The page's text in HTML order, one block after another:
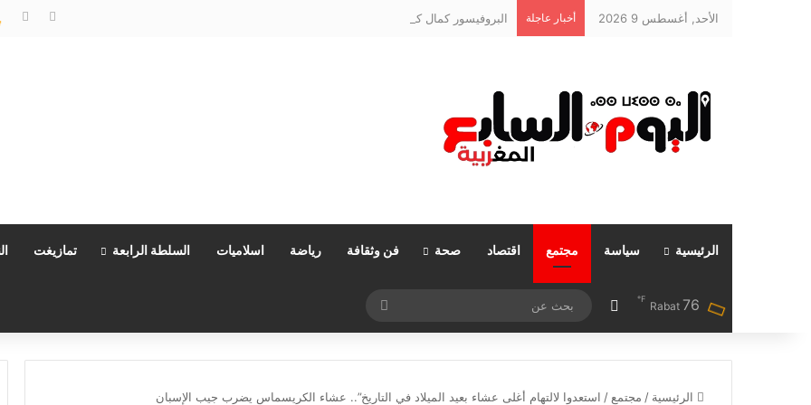
الأحد, أغسطس 9 2026 أخبار عاجلة
الرئيسية سياسة مجتمع اقتصاد صحة فن وثقافة رياضة اسلاميات السلطة الرابعة تمازيغت
Rabat 76
℉ مقال عشوائي
عن
الرئيسية / مجتمع / استعدوا لالتهام أغلى عشاء بعيد الميلاد في التاريخ”.. عشاء الكريسماس يضرب جيب الإسبان